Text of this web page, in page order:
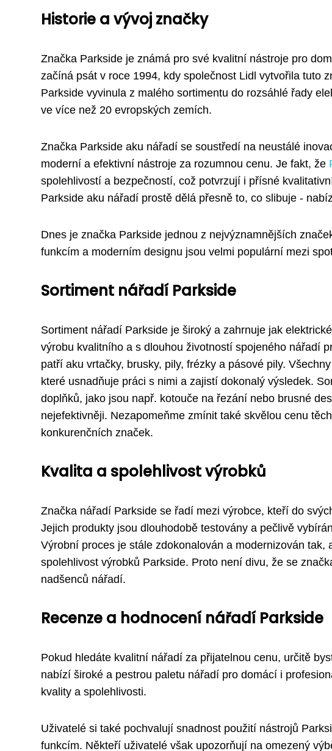
Historie a vývoj značky
Značka Parkside je známá pro své kvalitní nástroje pro
začíná psát v roce 1994, kdy společnost Lidl vytvořila tuto
Parkside vyvinula z malého sortimentu do rozsáhlé řady
ve více než 20 evropských zemích.
Značka Parkside aku nářadí se soustředí na neustálé
moderní a efektivní nástroje za rozumnou cenu. Je fakt, že
spolehlivostí a bezpečností, což potvrzují i přísné
Parkside aku nářadí prostě dělá přesně to, co slibuje -
Dnes je značka Parkside jednou z nejvýznamnějších
funkcím a moderním designu jsou velmi populární mezi
Sortiment nářadí Parkside
Sortiment nářadí Parkside je široký a zahrnuje jak
výrobu kvalitního a s dlouhou životností spojeného nářadí
patří aku vrtačky, brusky, pily, frézky a pásové pily.
které usnadňuje práci s nimi a zajistí dokonalý výsledek.
doplňků, jako jsou např. kotouče na řezání nebo brusné
nejefektivněji. Nezapomeňme zmínit také skvělou cenu
konkurenčních značek.
Kvalita a spolehlivost výrobků
Značka nářadí Parkside se řadí mezi výrobce, kteří do
Jejich produkty jsou dlouhodobě testovány a pečlivě
Výrobní proces je stále zdokonalován a modernizován
spolehlivost výrobků Parkside. Proto není divu, že se
nadšenců nářadí.
Recenze a hodnocení nářadí Parkside
Pokud hledáte kvalitní nářadí za přijatelnou cenu, určitě
nabízí široké a pestrou paletu nářadí pro domácí i
kvality a spolehlivosti.
Uživatelé si také pochvalují snadnost použití nástrojů
funkcím. Někteří uživatelé však upozorňují na omezený